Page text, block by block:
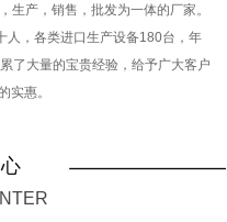
生产，销售，批发为一体的厂家。
人，各类进口生产设备180台，年
了大量的宝贵经验，给予广大客户
实惠。